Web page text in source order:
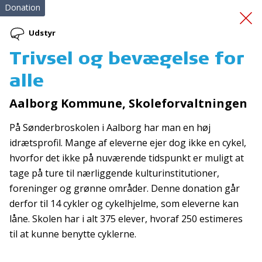
Luftballonen
Donation
Udstyr
Trivsel og bevægelse for
alle
Aalborg Kommune, Skoleforvaltningen
På Sønderbroskolen i Aalborg har man en høj
idrætsprofil. Mange af eleverne ejer dog ikke en cykel,
hvorfor det ikke på nuværende tidspunkt er muligt at
tage på ture til nærliggende kulturinstitutioner,
foreninger og grønne områder. Denne donation går
derfor til 14 cykler og cykelhjelme, som eleverne kan
låne. Skolen har i alt 375 elever, hvoraf 250 estimeres
til at kunne benytte cyklerne.
Tilmeld nyhedsbrev
De seneste nyheder om TrygFondens og TryghedsGruppens
aktiviteter direkte i din indbakke.
Tilmeld